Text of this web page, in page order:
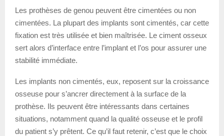
Les prothèses de genou peuvent être cimentées ou non
cimentées. La plupart des implants sont cimentés, car cette
fixation est très utilisée et bien maîtrisée. Le ciment osseux
sert alors d’interface entre l’implant et l’os pour assurer une
stabilité immédiate.
Les implants non cimentés, eux, reposent sur la croissance
osseuse pour s’ancrer directement à la surface de la
prothèse. Ils peuvent être intéressants dans certaines
situations, notamment quand la qualité osseuse et le profil
du patient s’y prêtent. Ce qu’il faut retenir, c’est que le choix